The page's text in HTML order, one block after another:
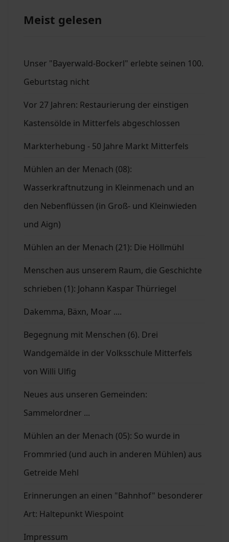
Meist gelesen
Unser "Bayerwald-Bockerl" erlebte seinen 100.
Geburtstag nicht
Vor 27 Jahren: Restaurierung der einstigen
Kastensölde in Mitterfels abgeschlossen
Markterhebung - 50 Jahre Markt Mitterfels
Mühlen an der Menach (08):
Wasserkraftnutzung in Kleinmenach und an
den Nebenflüssen (in Groß- und Kleinwieden
und Aign)
Mühlen an der Menach (21): Die Höllmühl
Menschen aus unserem Raum, die Geschichte
schrieben (1): Johann Kaspar Thürriegel
Dakemma, Bäxn, Moar ....
Begegnung mit Menschen (6). Drei
Wandgemälde in der Volksschule Mitterfels
von Willi Ulfig
Neues aus unseren Gemeinden:
Sammelordner ...
Mühlen an der Menach (05): So wurde in
Frommried (und auch in anderen Mühlen) aus
Getreide Mehl
Erinnerungen an einen "Bahnhof" besonderer
Art: Haltepunkt Wiespoint
Impressum